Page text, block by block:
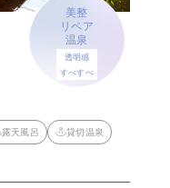
美整
リペア
温泉
透明感
すべすべ
露天風呂
貸切温泉